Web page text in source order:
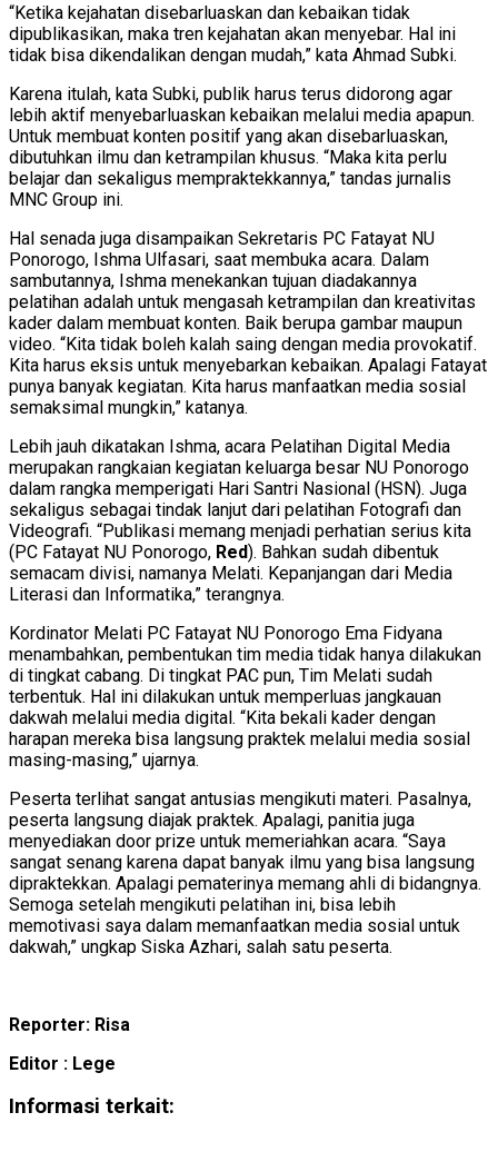
“Ketika kejahatan disebarluaskan dan kebaikan tidak
dipublikasikan, maka tren kejahatan akan menyebar. Hal ini
tidak bisa dikendalikan dengan mudah,” kata Ahmad Subki.
Karena itulah, kata Subki, publik harus terus didorong agar
lebih aktif menyebarluaskan kebaikan melalui media apapun.
Untuk membuat konten positif yang akan disebarluaskan,
dibutuhkan ilmu dan ketrampilan khusus. “Maka kita perlu
belajar dan sekaligus mempraktekkannya,” tandas jurnalis
MNC Group ini.
Hal senada juga disampaikan Sekretaris PC Fatayat NU
Ponorogo, Ishma Ulfasari, saat membuka acara. Dalam
sambutannya, Ishma menekankan tujuan diadakannya
pelatihan adalah untuk mengasah ketrampilan dan kreativitas
kader dalam membuat konten. Baik berupa gambar maupun
video. “Kita tidak boleh kalah saing dengan media provokatif.
Kita harus eksis untuk menyebarkan kebaikan. Apalagi Fatayat
punya banyak kegiatan. Kita harus manfaatkan media sosial
semaksimal mungkin,” katanya.
Lebih jauh dikatakan Ishma, acara Pelatihan Digital Media
merupakan rangkaian kegiatan keluarga besar NU Ponorogo
dalam rangka memperigati Hari Santri Nasional (HSN). Juga
sekaligus sebagai tindak lanjut dari pelatihan Fotografi dan
Videografi. “Publikasi memang menjadi perhatian serius kita
(PC Fatayat NU Ponorogo, Red). Bahkan sudah dibentuk
semacam divisi, namanya Melati. Kepanjangan dari Media
Literasi dan Informatika,” terangnya.
Kordinator Melati PC Fatayat NU Ponorogo Ema Fidyana
menambahkan, pembentukan tim media tidak hanya dilakukan
di tingkat cabang. Di tingkat PAC pun, Tim Melati sudah
terbentuk. Hal ini dilakukan untuk memperluas jangkauan
dakwah melalui media digital. “Kita bekali kader dengan
harapan mereka bisa langsung praktek melalui media sosial
masing-masing,” ujarnya.
Peserta terlihat sangat antusias mengikuti materi. Pasalnya,
peserta langsung diajak praktek. Apalagi, panitia juga
menyediakan door prize untuk memeriahkan acara. “Saya
sangat senang karena dapat banyak ilmu yang bisa langsung
dipraktekkan. Apalagi pematerinya memang ahli di bidangnya.
Semoga setelah mengikuti pelatihan ini, bisa lebih
memotivasi saya dalam memanfaatkan media sosial untuk
dakwah,” ungkap Siska Azhari, salah satu peserta.
Reporter: Risa
Editor : Lege
Informasi terkait: